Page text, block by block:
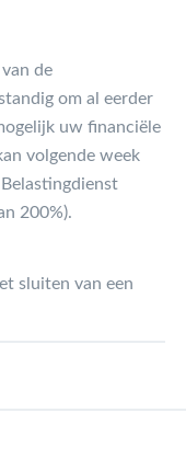
de
om al eerder
uw financiële
volgende week
200%).
sluiten van een